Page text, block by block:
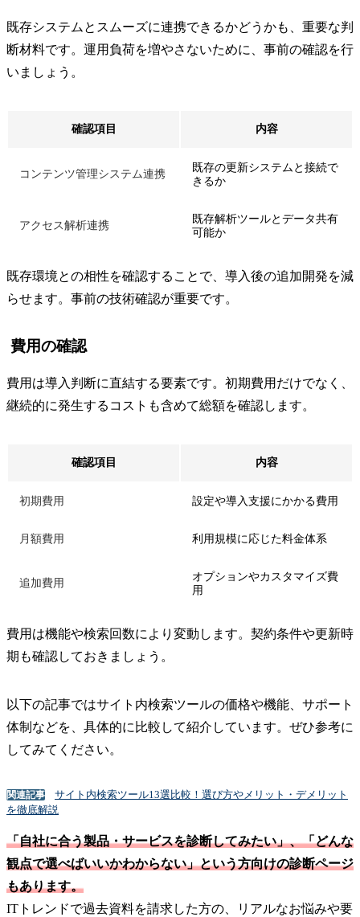
既存システムとスムーズに連携できるかどうかも、重要な判
断材料です。運用負荷を増やさないために、事前の確認を行
いましょう。
確認項目 内容
コンテンツ管理システム連携
既存の更新システムと接続で
きるか
アクセス解析連携
既存解析ツールとデータ共有
可能か
既存環境との相性を確認することで、導入後の追加開発を減
らせます。事前の技術確認が重要です。
費用の確認
費用は導入判断に直結する要素です。初期費用だけでなく、
継続的に発生するコストも含めて総額を確認します。
確認項目 内容
初期費用 設定や導入支援にかかる費用
月額費用 利用規模に応じた料金体系
追加費用
オプションやカスタマイズ費
用
費用は機能や検索回数により変動します。契約条件や更新時
期も確認しておきましょう。
以下の記事ではサイト内検索ツールの価格や機能、サポート
体制などを、具体的に比較して紹介しています。ぜひ参考に
してみてください。
関連記事
サイト内検索ツール13選比較！選び方やメリット・デメリット
を徹底解説
「自社に合う製品・サービスを診断してみたい」、「どんな
観点で選べばいいかわからない」という方向けの診断ページ
もあります。
ITトレンドで過去資料を請求した方の、リアルなお悩みや要